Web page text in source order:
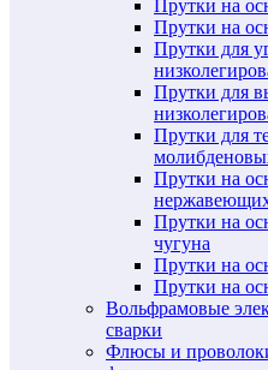
Прутки на
Прутки на
Прутки для
Прутки для
Прутки для
Прутки на
Прутки на
чугуна
Прутки на
Прутки на
Вольфрамовые
сварки
Флюсы и